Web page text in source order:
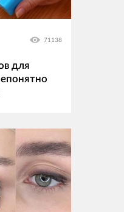
71138
для